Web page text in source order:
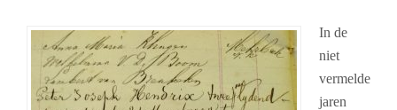
In de
niet
vermelde
jaren